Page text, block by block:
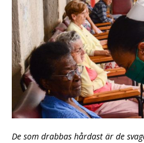
De som drabbas hårdast är de